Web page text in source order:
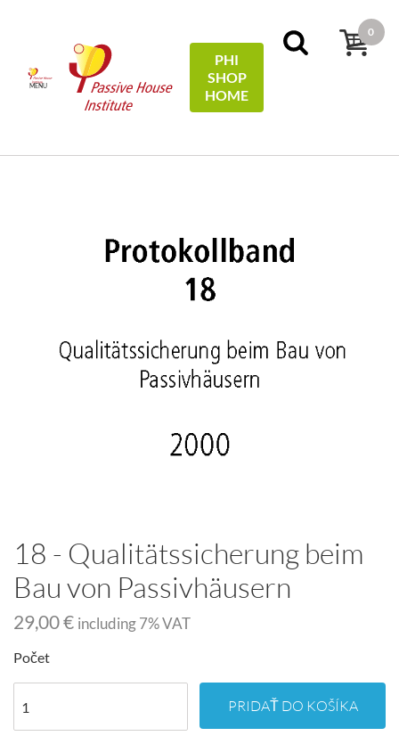
MENU
PHI
SHOP
HOME
0
Protocols
18 - Qualitätssicherung beim Bau
18 - Qualitätssicherung beim
Bau von Passivhäusern
29,00 € including 7% VAT
Počet
PRIDAŤ DO KOŠÍKA